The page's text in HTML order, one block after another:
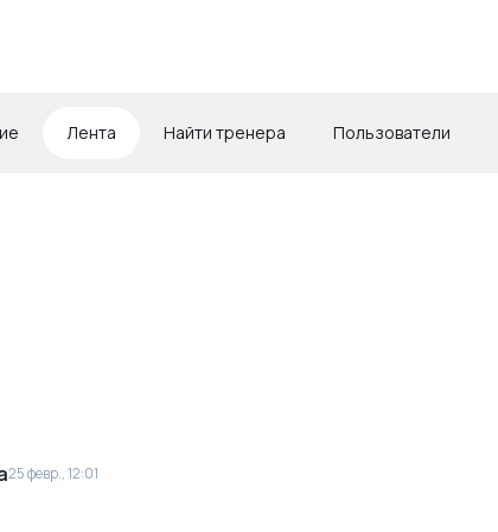
Лента Найти тренера Пользователи
25 февр., 12:01